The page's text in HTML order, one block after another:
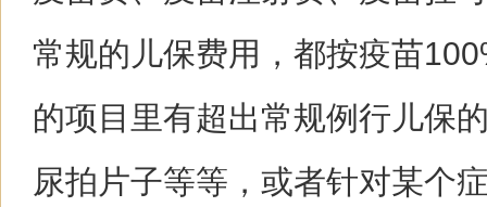
常规的儿保费用，都按疫苗
的项目里有超出常规例行儿保
尿拍片子等等，或者针对某个